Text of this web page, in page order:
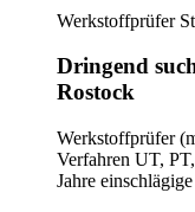
Werkstoffprüfer
Dringend
Rostock
Werkstoffprüfer
Verfahren UT,
Jahre